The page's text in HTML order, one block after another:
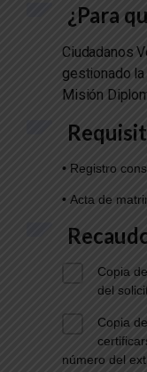
¿Para
Ciudadanos
gestionado
Misión
• Registro
• Acta de
Copia
del
Copia
número del